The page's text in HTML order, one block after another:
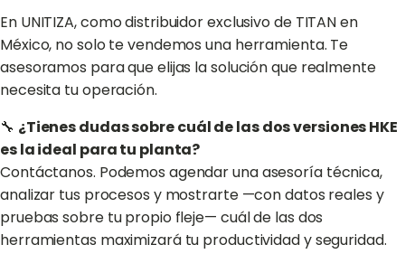
En UNITIZA, como distribuidor exclusivo de TITAN en
México, no solo te vendemos una herramienta. Te
asesoramos para que elijas la solución que realmente
necesita tu operación.
🔧 ¿Tienes dudas sobre cuál de las dos versiones HKE
es la ideal para tu planta?
Contáctanos. Podemos agendar una asesoría técnica,
analizar tus procesos y mostrarte —con datos reales y
pruebas sobre tu propio fleje— cuál de las dos
herramientas maximizará tu productividad y seguridad.